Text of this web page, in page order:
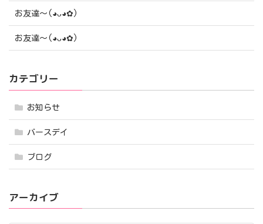
お友達〜(⁠◕⁠ᴗ⁠◕⁠✿⁠)
お友達〜(⁠◕⁠ᴗ⁠◕⁠✿⁠)
カテゴリー
お知らせ
バースデイ
ブログ
アーカイブ